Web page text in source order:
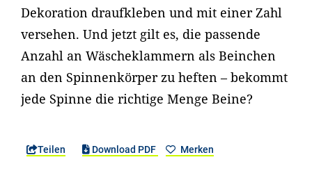
Dekoration draufkleben und mit einer Zahl
versehen. Und jetzt gilt es, die passende
Anzahl an Wäscheklammern als Beinchen
an den Spinnenkörper zu heften – bekommt
jede Spinne die richtige Menge Beine?
Teilen Download PDF Merken